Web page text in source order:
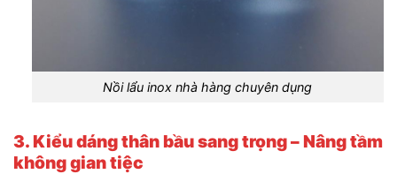
Nồi lẩu inox nhà hàng chuyên dụng
3. Kiểu dáng thân bầu sang trọng – Nâng tầm
không gian tiệc